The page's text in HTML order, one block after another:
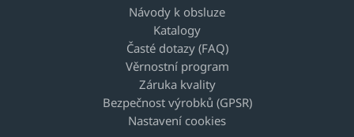
Návody k obsluze
Katalogy
Časté dotazy (FAQ)
Věrnostní program
Záruka kvality
Bezpečnost výrobků (GPSR)
Nastavení cookies